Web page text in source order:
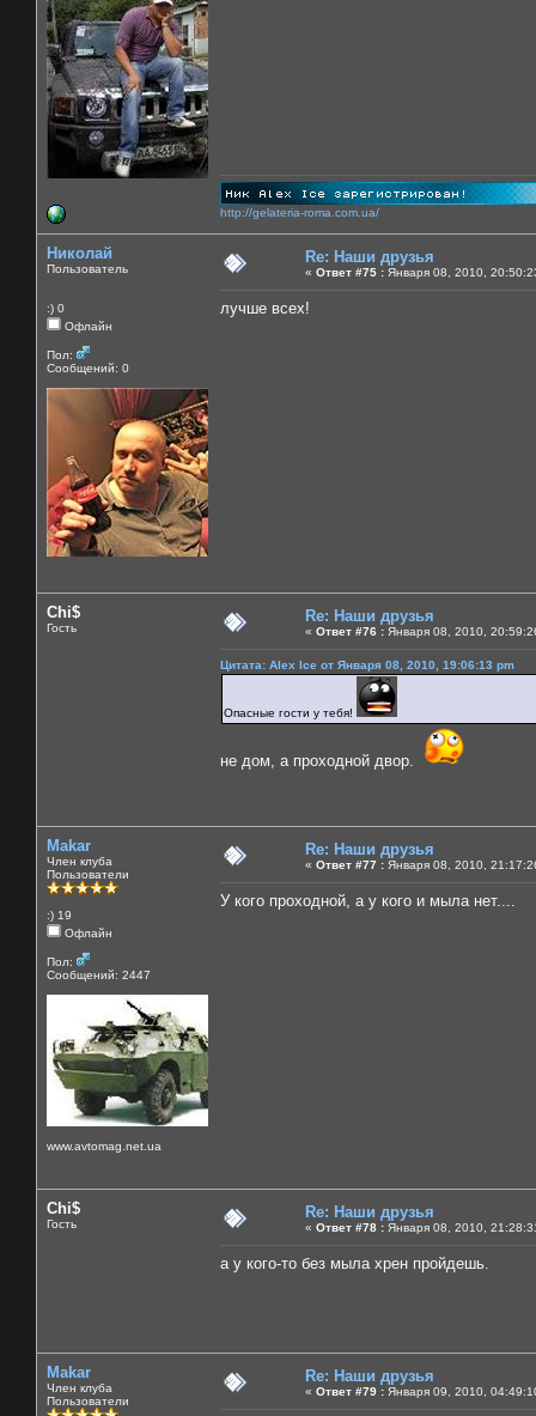
http://gelateria-roma.com.ua/
Николай
Пользователь
:) 0
Офлайн
Пол:
Сообщений: 0
Re: Наши друзья
« Ответ #75 : Января 08, 2010,
лучше всех!
Chi$
Гость
Re: Наши друзья
« Ответ #76 : Января 08, 2010,
Цитата: Alex Ice от Января 08, 2010, 19:06:13 pm
Опасные гости у тебя!
не дом, а проходной двор.
Makar
Член клуба
Пользователи
:) 19
Офлайн
Пол:
Сообщений: 2447
www.avtomag.net.ua
Re: Наши друзья
« Ответ #77 : Января 08, 2010,
У кого проходной, а у кого и мыла нет....
Chi$
Гость
Re: Наши друзья
« Ответ #78 : Января 08, 2010,
а у кого-то без мыла хрен пройдешь.
Makar
Член клуба
Пользователи
Re: Наши друзья
« Ответ #79 : Января 09, 2010,